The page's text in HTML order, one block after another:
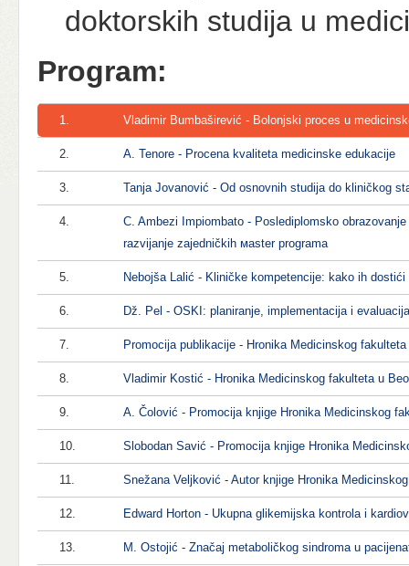
doktorskih studija u
Program:
1. Vladimir Bumbaširević - Bolonjski proces u
2. A. Tenore - Procena kvaliteta medicinske edukacije
3. Tanja Jovanović - Od osnovnih studija do kliničkog
4.
C. Ambezi Impiombato - Poslediplomsko
razvijanje zajedničkih маster programa
5. Nebojša Lalić - Kliničke kompetencije: kako ih
6. Dž. Pel - OSKI: planiranje, implementacija i
7. Promocija publikacije - Hronika Medicinskog
8. Vladimir Kostić - Hronika Medicinskog fakulteta u
9. A. Čolović - Promocija knjige Hronika Medicinskog
10. Slobodan Savić - Promocija knjige Hronika
11. Snežana Veljković - Autor knjige Hronika
12. Edward Horton - Ukupna glikemijska kontrola i
13. M. Ostojić - Značaj metaboličkog sindroma u